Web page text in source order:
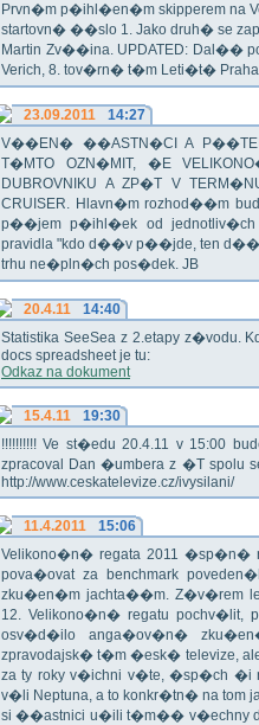
Prvn�m p�ihl�en�m skipperem na
startovn� ��slo 1. Jako druh� se
Martin Zv��ina. UPDATED: Dal��
Verich, 8. tov�rn� t�m Leti�t� Praha
23.09.2011
14:27
V��EN� ��ASTN�CI A
T�MTO OZN�MIT, �E
DUBROVNIKU A ZP�T V
CRUISER. Hlavn�m rozhod��m
p��jem p�ihl�ek od
pravidla "kdo d��v p��jde, ten
trhu ne�pln�ch pos�dek. JB
20.4.11
14:40
Statistika SeeSea z 2.etapy z�vodu.
docs spreadsheet je tu:
Odkaz na dokument
15.4.11
19:30
!!!!!!!!!! Ve st�edu 20.4.11 v 15:00
zpracoval Dan �umbera z �T spolu
http://www.ceskatelevize.cz/ivysilani/
11.4.2011
15:06
Velikono�n� regata 2011 �sp�n�
pova�ovat za benchmark
zku�en�m jachta��m. Z�v�rem
12. Velikono�n� regatu
osv�d�ilo anga�ov�n�
zpravodajsk� t�m �esk� televize,
za ty roky v�ichni v�te, �sp�ch
v�li Neptuna, a to konkr�tn� na tom
si ��astnici u�ili t�m�� v�echny